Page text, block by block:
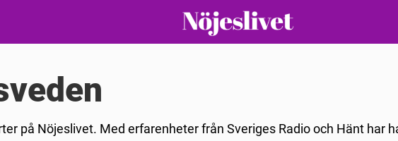
på Nöjeslivet. Med erfarenheter från Sveriges Radio och Hänt har